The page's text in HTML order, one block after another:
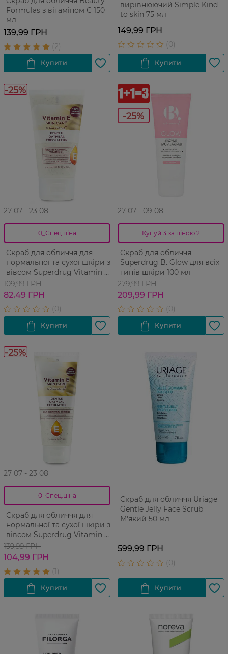
Formulas з вітаміном С 150
мл
139,99 ГРН
вирівнюючий Simple Kind
to skin 75 мл
149,99 ГРН
-25%
27 07 - 23 08
0_Спец.ціна
Скраб для обличчя для
нормальної та сухої шкіри з
вівсом Superdrug Vitamin E
40 мл
109,99 ГРН
82,49 ГРН
-25%
27 07 - 09 08
Купуй 3 за ціною 2
Скраб для обличчя
Superdrug B. Glow для всіх
типів шкіри 100 мл
279,99 ГРН
209,99 ГРН
-25%
27 07 - 23 08
0_Спец.ціна
Скраб для обличчя для
нормальної та сухої шкіри з
вівсом Superdrug Vitamin E
100 мл
139,99 ГРН
104,99 ГРН
Скраб для обличчя Uriage
Gentle Jelly Face Scrub
М'який 50 мл
599,99 ГРН